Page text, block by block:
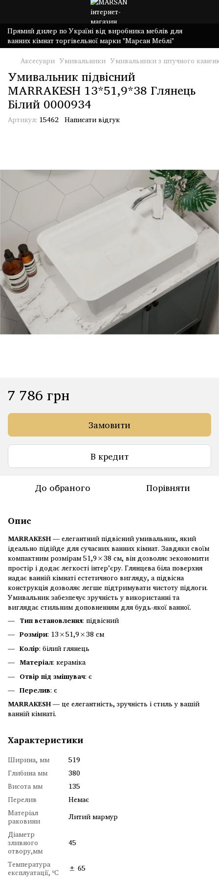
Прямий дилер по Україні від виробника меблів для
ванних кімнат торгівельної марки "Марсан Меблі"
Аксесуари Умивальники Умивальники з штучного
Умивальник підвісний
MARRAKESH 13*51,9*38 Глянець
Білий 0000934
Артикул: 15462 Написати відгук
7 786 грн
Замовити
В кредит
До обраного Порівняти
Опис
MARRAKESH— елегантний підвісний умивальник, який
ідеально підійде для сучасних ванних кімнат. Завдяки своїм
компактним розмірам 51,9×38 см, він дозволяє зекономити
простір і додає легкості інтер’єру. Глянцева біла поверхня
надає ванній кімнаті естетичного вигляду, а підвісна
конструкція дозволяє легше підтримувати чистоту підлоги.
Умивальник забезпечує зручність у використанні та
виглядає стильним доповненням для будь-якої ванної.
Тип встановлення: підвісний
Розміри: 13×51,9×38 см
Колір: білий глянець
Матеріал: кераміка
Отвір під змішувач: є
Перелив: є
MARRAKESH— це елегантність, зручність і стиль у вашій
ванній кімнаті.
Характеристики
Ширина, мм
519
Глибина мм
380
Висота мм
135
Перелив
Немає
Матеріал
раковини
Литий мармур
Діаметр
зливного
отвору,мм
45
Температура
експлуатації, ºC ± 65